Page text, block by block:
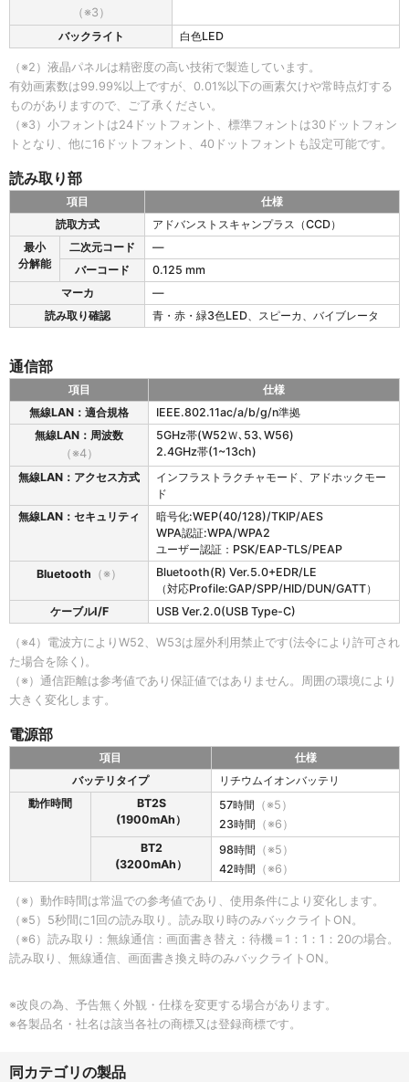
示
部
（※3）
バックライト 白色LED
（※2）液晶パネルは精密度の高い技術で製造しています。
有効画素数は99.99%以上ですが、0.01%以下の画素欠けや常時点灯する
ものがありますので、ご了承ください。
（※3）小フォントは24ドットフォント、標準フォントは30ドットフォン
トとなり、他に16ドットフォント、40ドットフォントも設定可能です。
読み取り部
H
S
3
み
り
項目
仕様
読取方式
アドバンストスキャンプラス（CCD）
最小
分解能
二次元コード
―
バーコード
0.125 mm
マーカ
―
読み取り確認
青・赤・緑3色LED、スピーカ、バイブレータ
通信部
H
0
の
項目
仕様
無線LAN：適合規格
IEEE.802.11ac/a/b/g/n準拠
無線LAN：周波数
（※4）
5GHz帯(W52Ｗ､53､W56)
2.4GHz帯(1~13ch)
無線LAN：アクセス方式
インフラストラクチャモード、アドホックモー
ド
無線LAN：セキュリティ
暗号化:WEP(40/128)/TKIP/AES
WPA認証:WPA/WPA2
ユーザー認証：PSK/EAP-TLS/PEAP
Bluetooth （※）
Bluetooth(R) Ver.5.0+EDR/LE
（対応Profile:GAP/SPP/HID/DUN/GATT）
ケーブルI/F
USB Ver.2.0(USB Type-C)
（※4）電波方によりW52、W53は屋外利用禁止です(法令により許可され
た場合を除く)。
（※）通信距離は参考値であり保証値ではありません。周囲の環境により
大きく変化します。
電源部
H
電
源
部
項目
仕様
バッテリタイプ
リチウムイオンバッテリ
動作時間
BT2S
(1900mAh）
57時間 （※5）
23時間 （※6）
BT2
(3200mAh）
98時間 （※5）
42時間 （※6）
（※）動作時間は常温での参考値であり、使用条件により変化します。
（※5）5秒間に1回の読み取り。読み取り時のみバックライトON。
（※6）読み取り：無線通信：画面書き替え：待機＝1：1：1：20の場合。
読み取り、無線通信、画面書き換え時のみバックライトON。
※改良の為、予告無く外観・仕様を変更する場合があります。
※各製品名・社名は該当各社の商標又は登録商標です。
同カテゴリの製品